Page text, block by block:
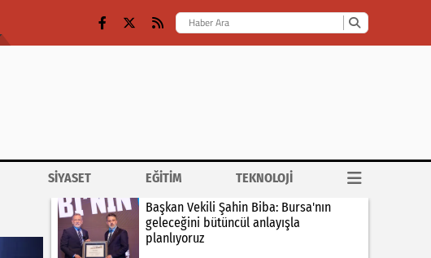
SİYASET EĞİTİM TEKNOLOJİ
Başkan Vekili Şahin Biba: Bursa'nın
geleceğini bütüncül anlayışla
planlıyoruz